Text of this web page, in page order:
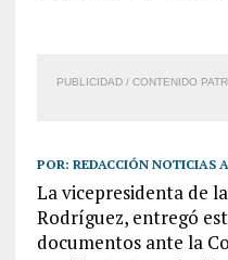
PUBLICIDAD / CONTENIDO
POR: REDACCIÓN NOTICIAS
La vicepresidenta de
Rodríguez, entregó
documentos ante la